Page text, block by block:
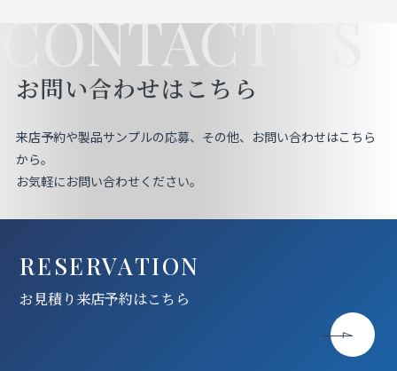
CONTACT US
お問い合わせはこちら
来店予約や製品サンプルの応募、その他、お問い合わせはこちら
から。
お気軽にお問い合わせください。
RESERVATION
お見積り来店予約はこちら